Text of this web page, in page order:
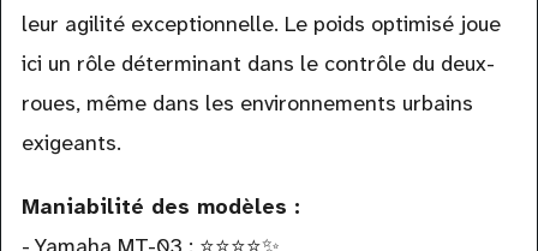
leur agilité exceptionnelle. Le poids optimisé joue
ici un rôle déterminant dans le contrôle du deux-
roues, même dans les environnements urbains
exigeants.
Maniabilité des modèles :